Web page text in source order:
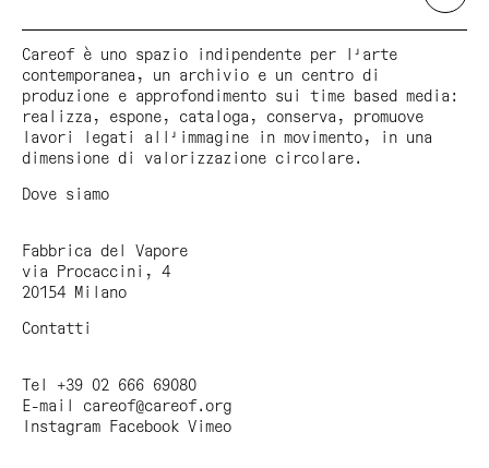
Careof è uno spazio indipendente per l'arte
contemporanea, un archivio e un centro di
produzione e approfondimento sui time based media:
realizza, espone, cataloga, conserva, promuove
lavori legati all'immagine in movimento, in una
dimensione di valorizzazione circolare.
Dove siamo
Fabbrica del Vapore
via Procaccini, 4
20154 Milano
Contatti
Tel +39 02 666 69080
E-mail careof@careof.org
Instagram
Facebook Vimeo